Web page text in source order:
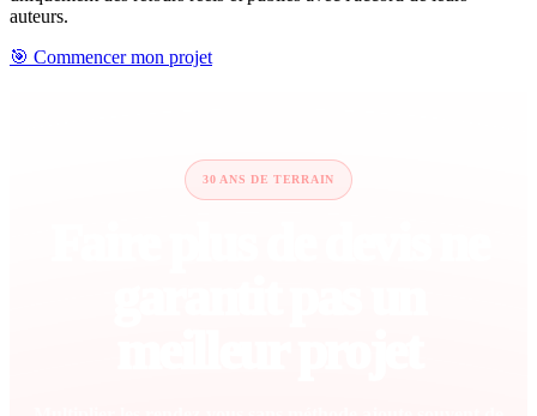
auteurs.
🎯 Commencer mon projet
30 ANS DE TERRAIN